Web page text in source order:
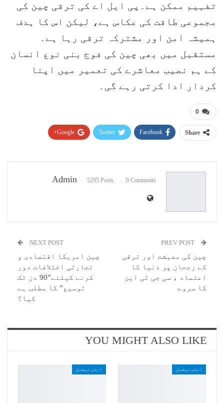
تفہیم ممکن ہے۔پی ایل اے کی ترقی چین کی
مجموعی طاقت کی عکاس ہے، لیکن اس کا ہدف
ہمیشہ امن اور مشترکہ ترقی رہا ہے۔
مستقبل میں بھی چین کی فوج بنی نوع انسان
کے ہم نصیب معاشرے کی تعمیر میں اپنا
کردار ادا کرتی رہے گی۔
0
Share
Facebook
Twitter
Google+
Admin 5295 Posts 0 Comments
چین کی معیشت اور ترقی
کے رجحان پر دنیا کا
اعتماد ، سی جی ٹی این
کا سروے
NEXT POST
چین امریکا اقتصادی و
تجارتی اختلافات دور
کرنے کیلئے”90 دن تک
توسیع” کا مطلب ہے
کیا؟
YOU MIGHT ALSO LIKE
انٹرنیشنل انٹرنیشنل